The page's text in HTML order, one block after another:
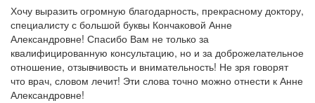
Хочу выразить огромную благодарность, прекрасному доктору,
специалисту с большой буквы Кончаковой Анне
Александровне! Спасибо Вам не только за
квалифицированную консультацию, но и за доброжелательное
отношение, отзывчивость и внимательность! Не зря говорят
что врач, словом лечит! Эти слова точно можно отнести к Анне
Александровне!